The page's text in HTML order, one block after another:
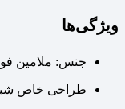
ویژگی‌ها
جنس: ملامین
طراحی خاص